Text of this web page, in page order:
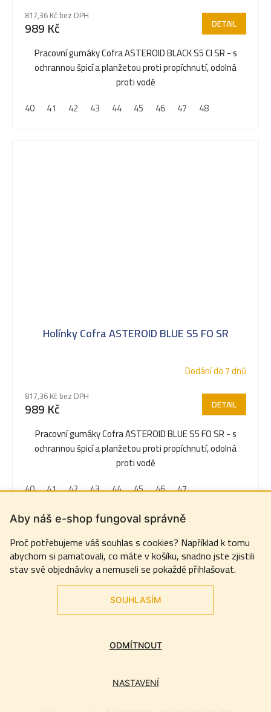
Aby náš e-shop fungoval správně
Proč potřebujeme váš souhlas s cookies? Například k tomu
abychom si pamatovali, co máte v košíku, snadno jste zjistili
stav své objednávky a nemuseli se pokaždé přihlašovat.
SOUHLASÍM
NASTAVENÍ
ODMÍTNOUT
817,36 Kč bez DPH
989 Kč DETAIL
Pracovní gumáky Cofra ASTEROID BLACK S5 CI SR - s
ochrannou špicí a planžetou proti propíchnutí, odolná
proti vodě
40
41 42 43 44 45 46 47 48
Holínky Cofra ASTEROID BLUE S5 FO SR
Dodání do 7 dnů
817,36 Kč bez DPH
989 Kč DETAIL
Pracovní gumáky Cofra ASTEROID BLUE S5 FO SR - s
ochrannou špicí a planžetou proti propíchnutí, odolná
proti vodě
40
41 42 43 44 45 46 47